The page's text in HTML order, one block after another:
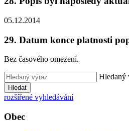
05.12.2014
29. Datum konce platnosti
Bez časového omezení.
Hledaný
Hledat
rozšířené vyhledávání
Obec